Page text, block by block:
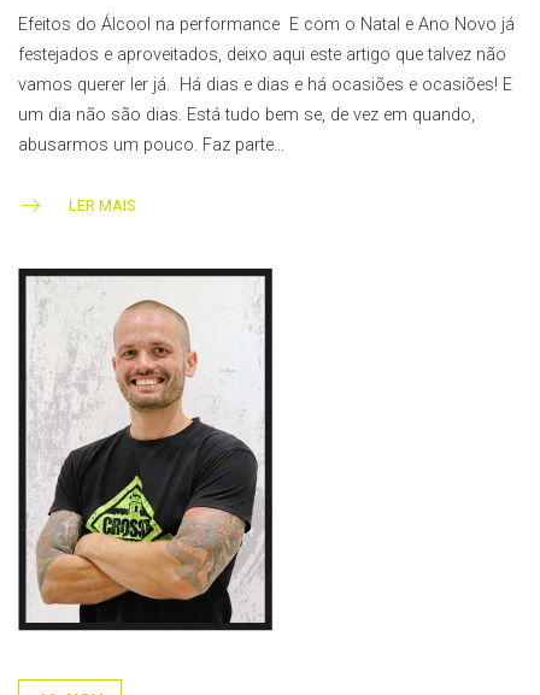
Efeitos do Álcool na performance E com o Natal e Ano Novo já
festejados e aproveitados, deixo aqui este artigo que talvez não
vamos querer ler já. Há dias e dias e há ocasiões e ocasiões! E
um dia não são dias. Está tudo bem se, de vez em quando,
abusarmos um pouco. Faz parte…
LER MAIS